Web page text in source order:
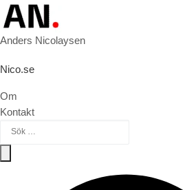
Hoppa till innehåll
Anders Nicolaysen
Nico.se
Om
Kontakt